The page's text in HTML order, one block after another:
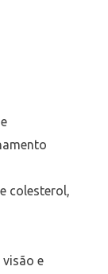
colesterol,
e